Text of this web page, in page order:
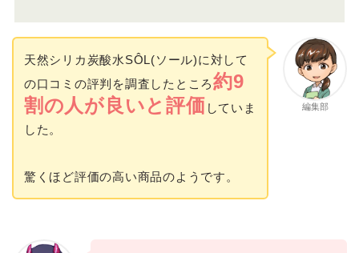
編集部
天然シリカ炭酸水SÔL(ソール)に対して
の口コミの評判を調査したところ約9
割の人が良いと評価 していま
した。
驚くほど評価の高い商品のようです。